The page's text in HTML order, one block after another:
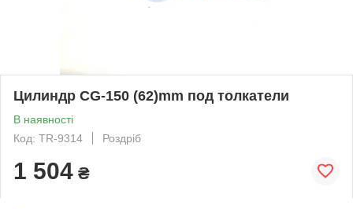
Цилиндр CG-150 (62)mm под толкатели
В наявності
Код: TR-9314
Роздріб
1 504 ₴